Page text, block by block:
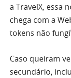
a TravelX, essa
chega com a
tokens não
Caso queiram
secundário,